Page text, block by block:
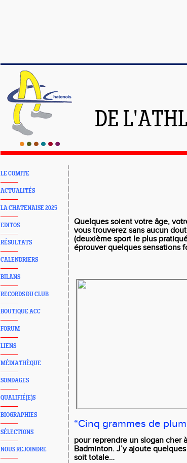
DE
LE COMITE
ACTUALITÉS
LA CHATENAISE 2025
EDITOS
RÉSULTATS
CALENDRIERS
BILANS
RECORDS DU CLUB
BOUTIQUE ACC
FORUM
LIENS
MÉDIATHÈQUE
SONDAGES
QUALIFIÉ(E)S
BIOGRAPHIES
SÉLECTIONS
NOUS REJOINDRE
Quelques soient votre âge,
vous trouverez sans aucun
(deuxième sport le plus
éprouver quelques sensations
“Cinq grammes de
pour reprendre un slogan cher
Badminton. J’y ajoute
soit totale…